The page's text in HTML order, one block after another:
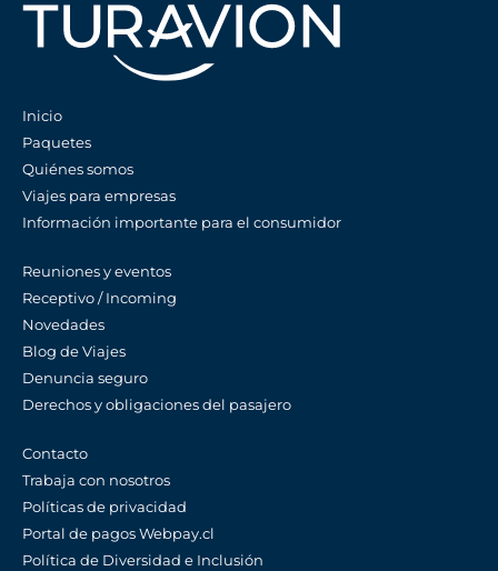
Inicio
Paquetes
Quiénes somos
Viajes para empresas
Información importante para el consumidor
Reuniones y eventos
Receptivo / Incoming
Novedades
Blog de Viajes
Denuncia seguro
Derechos y obligaciones del pasajero
Contacto
Trabaja con nosotros
Políticas de privacidad
Portal de pagos Webpay.cl
Política de Diversidad e Inclusión